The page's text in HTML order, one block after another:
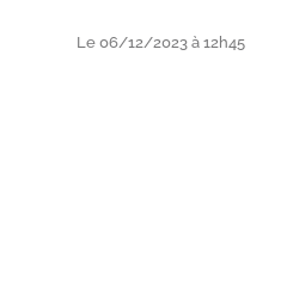
Le 06/12/2023 à 12h45